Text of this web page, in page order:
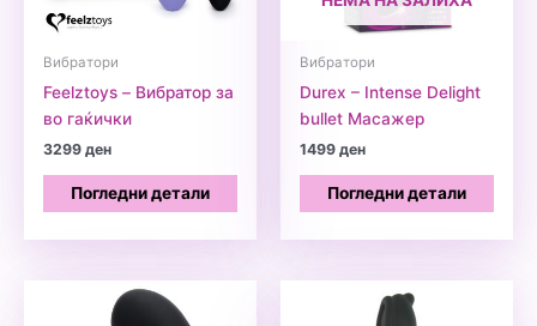
Вибратори
Feelztoys – Вибратор за
во гаќички
3299ден
Погледни детали
Вибратори
Durex – Intense Delight
bullet Масажер
1499ден
Погледни детали